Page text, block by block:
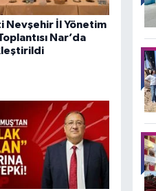
Nevşehir İl Yönetim
Nar’da